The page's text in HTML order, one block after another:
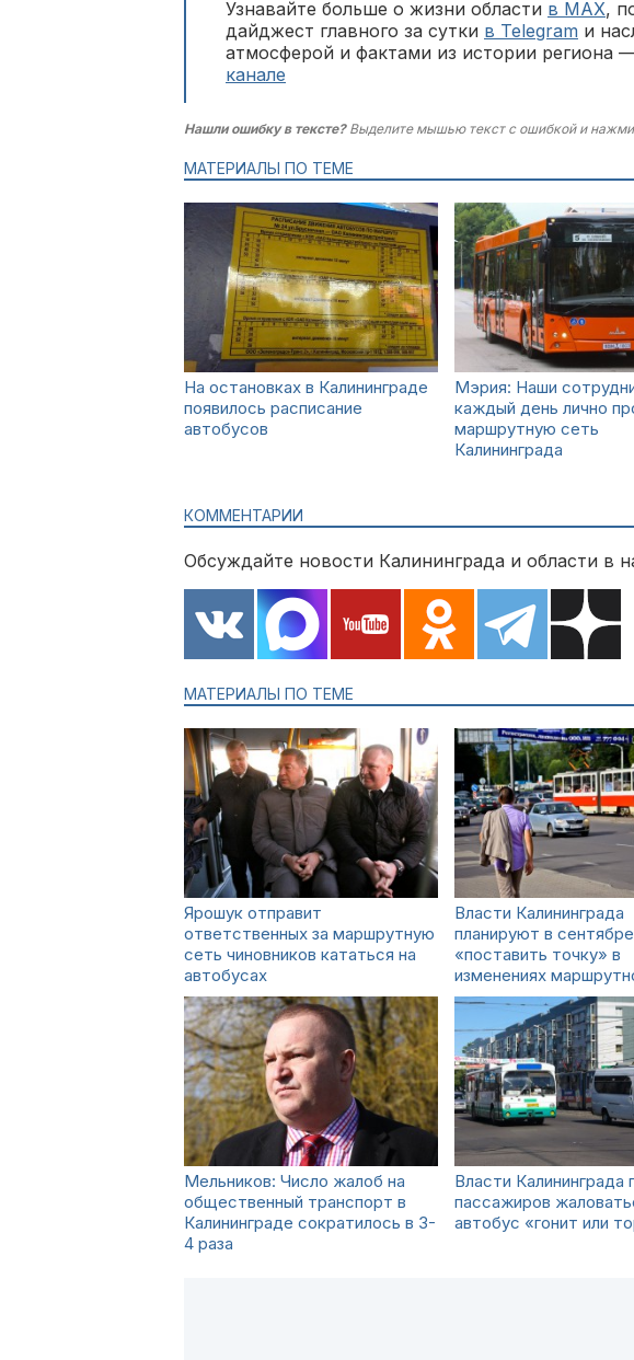
Узнавайте больше о жизни области в MAX,
дайджест главного за сутки в Telegram и
атмосферой и фактами из истории региона
канале
Нашли ошибку в тексте?Выделите мышью текст с ошибкой и
МАТЕРИАЛЫ ПО ТЕМЕ
На остановках в Калининграде
появилось расписание
автобусов
Мэрия: Наши
каждый день лично
маршрутную сеть
Калининграда
КОММЕНТАРИИ
Обсуждайте новости Калининграда и области в
МАТЕРИАЛЫ ПО ТЕМЕ
Ярошук отправит
ответственных за маршрутную
сеть чиновников кататься на
автобусах
Власти Калининграда
планируют в сентябре
«поставить точку» в
изменениях
Мельников: Число жалоб на
общественный транспорт в
Калининграде сократилось в 3-
4 раза
Власти Калининграда
пассажиров
автобус «гонит или